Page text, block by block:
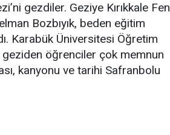
gezdiler. Geziye Kırıkkale Fen
Bozbıyık, beden eğitim
Karabük Üniversitesi Öğretim
öğrenciler çok memnun
kanyonu ve tarihi Safranbolu